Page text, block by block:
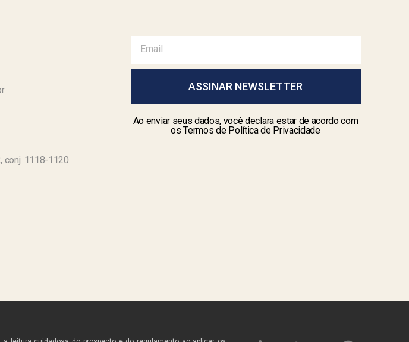
conj. 1118-1120
ASSINAR NEWSLETTER
Ao enviar seus dados, você declara estar de acordo com
os Termos de Política de Privacidade